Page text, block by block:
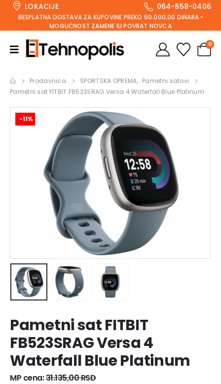
LOKACIJE 064-858-0406
BESPLATNA DOSTAVA ZA KUPOVINE PREKO 50.000,00 DINARA •
MOGUĆNOST ZAMENE ILI POVRAT NOVCA
0
Prodavnica SPORTSKA OPREMA, Pametni satovi
Pametni sat FITBIT FB523SRAG Versa 4 Waterfall Blue Platinum
-11%
Pametni sat FITBIT
FB523SRAG Versa 4
Waterfall Blue Platinum
MP cena:31.135,00RSD